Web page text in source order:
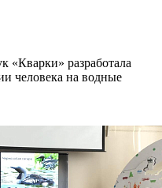
«Кварки» разработала
человека на водные